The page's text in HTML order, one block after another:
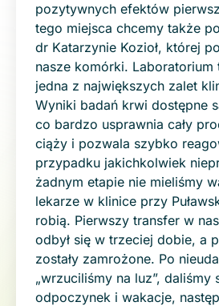
pozytywnych efektów
tego miejsca chcemy także
dr Katarzynie Kozioł, której
nasze komórki. Laboratorium
jedna z największych zalet
Wyniki badań krwi dostępne
co bardzo usprawnia cały
ciąży i pozwala szybko
przypadku jakichkolwiek
żadnym etapie nie mieliśmy
lekarze w klinice przy
robią. Pierwszy transfer w
odbył się w trzeciej dobie, a
zostały zamrożone. Po
„wrzuciliśmy na luz”, daliśmy
odpoczynek i wakacje,